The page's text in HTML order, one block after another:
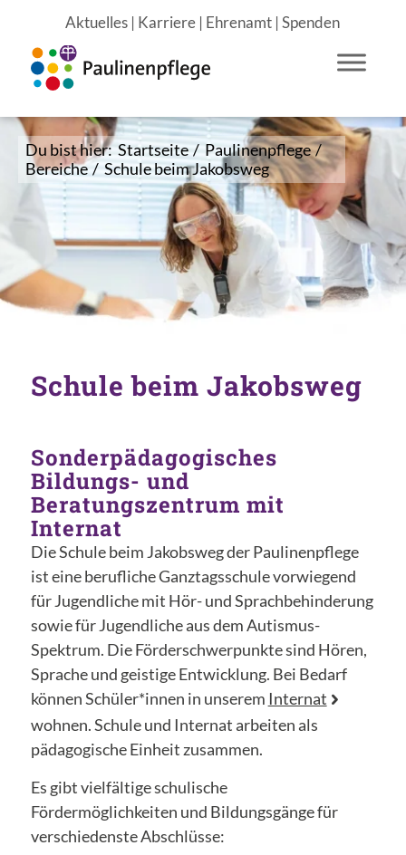
Aktuelles | Karriere | Ehrenamt |Spenden
Du bist hier: Startseite / Paulinenpflege /
Bereiche / Schule beim Jakobsweg
Schule beim Jakobsweg
Sonderpädagogisches
Bildungs- und
Beratungszentrum mit
Internat
Die Schule beim Jakobsweg der Paulinenpflege
ist eine berufliche Ganztagsschule vorwiegend
für Jugendliche mit Hör- und Sprachbehinderung
sowie für Jugendliche aus dem Autismus-
Spektrum. Die Förderschwerpunkte sind Hören,
Sprache und geistige Entwicklung. Bei Bedarf
können Schüler*innen in unserem Internat
wohnen. Schule und Internat arbeiten als
pädagogische Einheit zusammen.
Es gibt vielfältige schulische
Fördermöglichkeiten und Bildungsgänge für
verschiedenste Abschlüsse: